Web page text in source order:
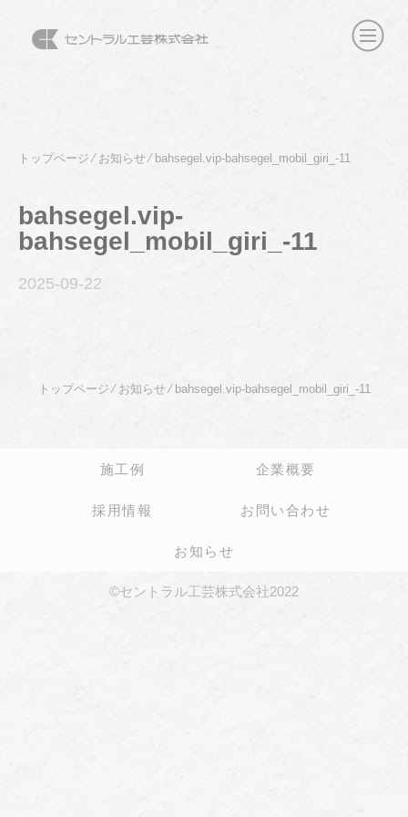
トップページ⁄ お知らせ⁄ bahsegel.vip-bahsegel_mobil_giri_-11
bahsegel.vip-
bahsegel_mobil_giri_-11
2025-09-22
トップページ ⁄ お知らせ⁄ bahsegel.vip-bahsegel_mobil_giri_-11
施工例 企業概要
採用情報 お問い合わせ
お知らせ
©セントラル工芸株式会社2022